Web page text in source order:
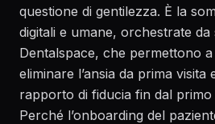
questione di gentilezza. È la
digitali e umane, orchestrate
Dentalspace, che permettono
eliminare l’ansia da prima visita
rapporto di fiducia fin dal
Perché l’onboarding del